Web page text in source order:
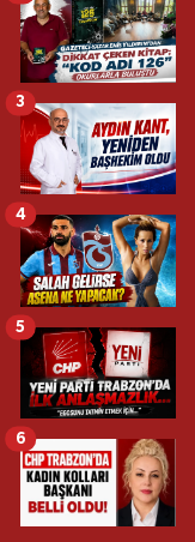
3
4
5
6